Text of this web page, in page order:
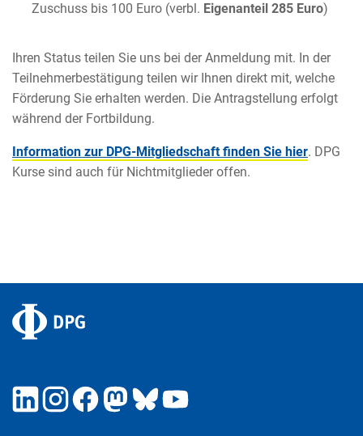
Zuschuss bis 100 Euro (verbl. Eigenanteil 285 Euro)
Ihren Status teilen Sie uns bei der Anmeldung mit. In der
Teilnehmerbestätigung teilen wir Ihnen direkt mit, welche
Förderung Sie erhalten werden. Die Antragstellung erfolgt
während der Fortbildung.
Information zur DPG-Mitgliedschaft finden Sie hier. DPG
Kurse sind auch für Nichtmitglieder offen.